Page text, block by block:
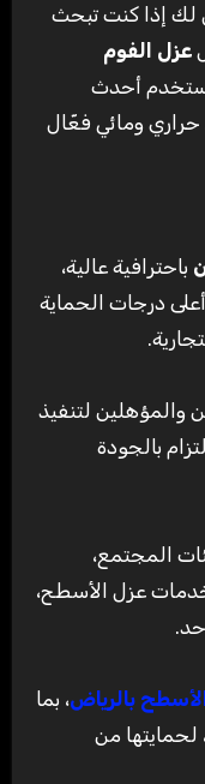
لك إذا كنت تبحث
عزل الفوم
أحدث
ومائي فعّال
باحترافية عالية،
درجات الحماية
.
والمؤهلين لتنفيذ
بالجودة
المجتمع،
عزل الأسطح،
.
بالرياض، بما
من